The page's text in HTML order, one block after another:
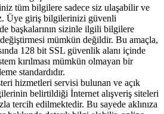
tüm bilgilere sadece siz ulaşabilir ve
Üye giriş bilgilerinizi güvenli
başkalarının sizinle ilgili bilgilere
değiştirmesi mümkün değildir. Bu amaçla,
128 bit SSL güvenlik alanı içinde
kırılması mümkün olmayan bir
standardıdır.
hizmetleri servisi bulunan ve açık
belirtildiği İnternet alışveriş siteleri
tercih edilmektedir. Bu sayede aklınıza